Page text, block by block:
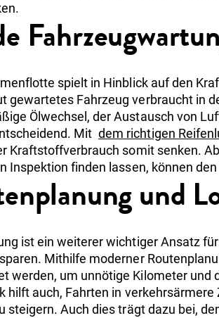
spielt in Hinblick auf den
gewartetes Fahrzeug verbraucht in
Ölwechsel, der Austausch von
Mit dem richtigen
Kraftstoffverbrauch somit senken.
Inspektion finden lassen, können
und
ist ein weiterer wichtiger Ansatz
Mithilfe moderner
werden, um unnötige Kilometer und
hilft auch, Fahrten in verkehrsärmere
steigern. Auch dies trägt dazu bei,